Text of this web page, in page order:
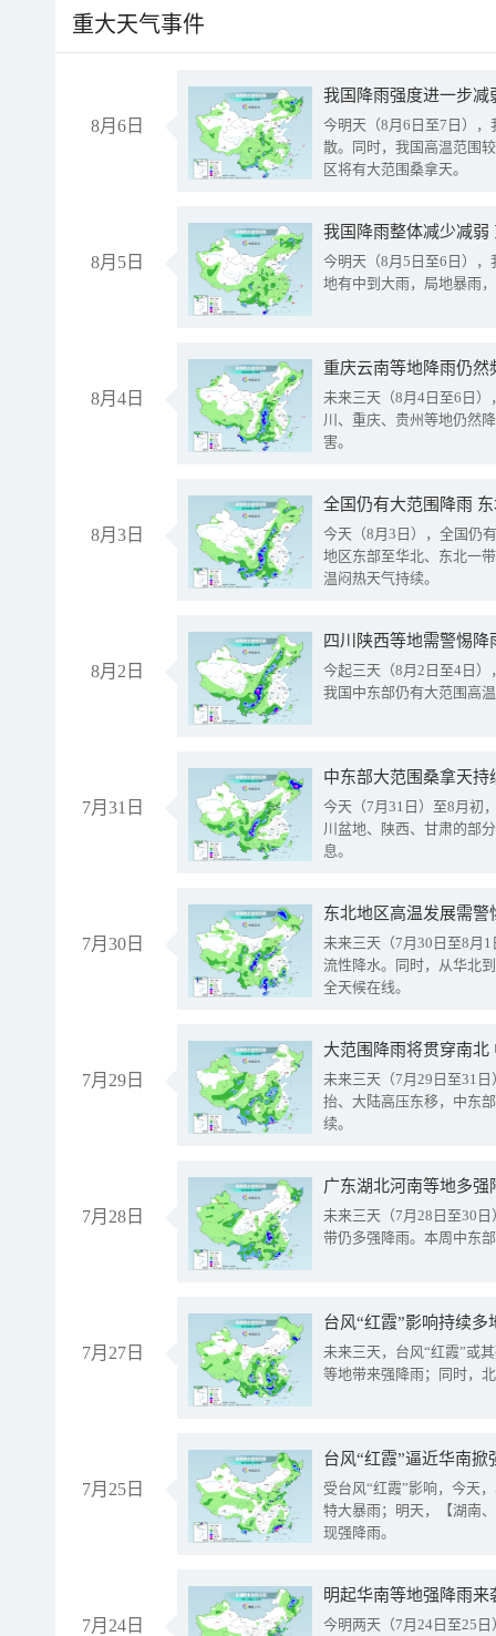
重大天气事件
8月6日
今明天（8月6日至7日）
散。同时，我国高温范围
区将有大范围桑拿天。
8月5日
我国降雨整体减少减弱
今明天（8月5日至6日）
地有中到大雨，局地暴雨
8月4日
重庆云南等地降雨仍然
未来三天（8月4日至6日
川、重庆、贵州等地仍然
害。
8月3日
全国仍有大范围降雨
今天（8月3日），全国仍
地区东部至华北、东北一
温闷热天气持续。
8月2日
今起三天（8月2日至4日
我国中东部仍有大范围高
7月31日
中东部大范围桑拿天
今天（7月31日）至8月初
川盆地、陕西、甘肃的部
息。
7月30日
东北地区高温发展需
未来三天（7月30日至8月
流性降水。同时，从华北
全天候在线。
7月29日
大范围降雨将贯穿南
未来三天（7月29日至31
抬、大陆高压东移，中东
续。
7月28日
广东湖北河南等地多
未来三天（7月28日至30
带仍多强降雨。本周中东
7月27日
台风“红霞”影响持续
未来三天，台风“红霞”或
等地带来强降雨；同时，
7月25日
台风“红霞”逼近华南
受台风“红霞”影响，今天
特大暴雨；明天，【湖南
现强降雨。
7月24日
明起华南等地强降雨
今明两天（7月24日至25